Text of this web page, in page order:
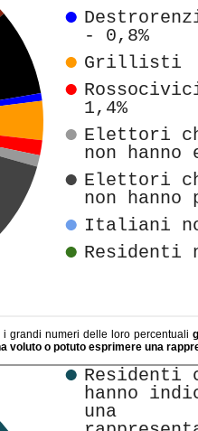
grandi numeri delle loro percentuali
voluto o potuto esprimere una